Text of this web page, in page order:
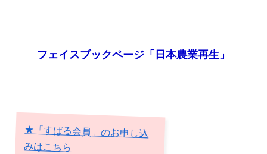
フェイスブックページ「日本農業再生」
★「すばる会員」のお申し込
みはこちら